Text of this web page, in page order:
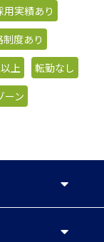
用実績あり
度あり
上
転勤なし
ーン